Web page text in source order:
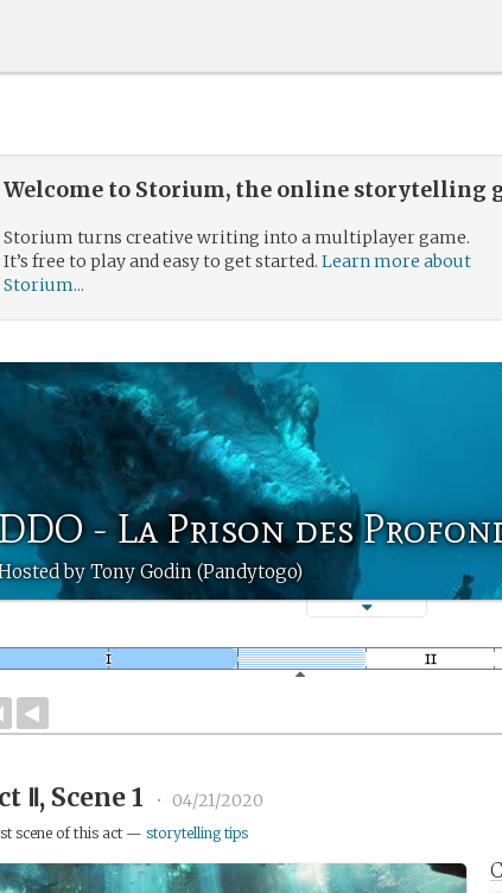
Welcome to Storium, the online storytelling
Storium turns creative writing into a multiplayer game.
It’s free to play and easy to get started.Learn more about
Storium...
DDO - La Prison des
by Tony Godin (Pandytogo)
Ⅱ, Scene 1 • 04/21/2020
scene of this act —storytelling tips